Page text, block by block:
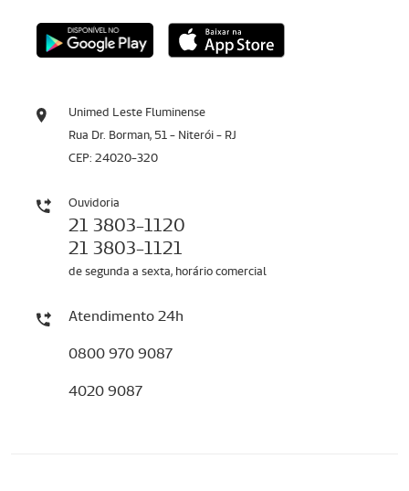
Unimed Leste Fluminense
Rua Dr. Borman, 51 - Niterói - RJ
CEP: 24020-320
Ouvidoria
21 3803-1120
21 3803-1121
de segunda a sexta, horário comercial
Atendimento 24h
0800 970 9087
4020 9087